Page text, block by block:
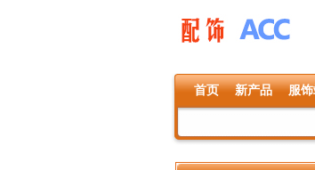
首页 新产品 服